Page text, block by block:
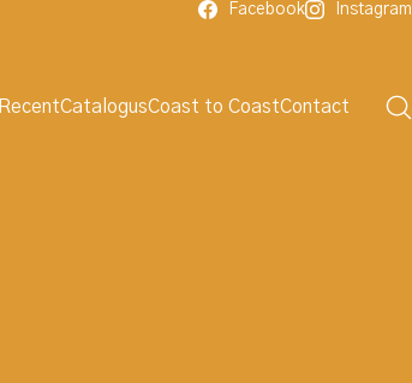
Facebook Instagram
RecentCatalogusCoast to CoastContact